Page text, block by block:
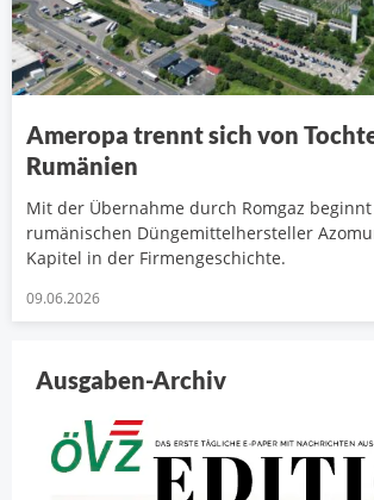
Ameropa trennt sich von
Rumänien
Mit der Übernahme durch Romgaz
rumänischen Düngemittelhersteller
Kapitel in der Firmengeschichte.
09.06.2026
Ausgaben-Archiv